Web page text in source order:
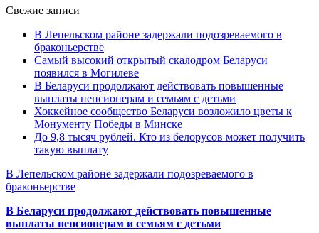
Свежие записи
В Лепельском районе задержали подозреваемого в
браконьерстве
Самый высокий открытый скалодром Беларуси
появился в Могилеве
В Беларуси продолжают действовать повышенные
выплаты пенсионерам и семьям с детьми
Хоккейное сообщество Беларуси возложило цветы к
Монументу Победы в Минске
До 9,8 тысяч рублей. Кто из белорусов может получить
такую выплату
В Лепельском районе задержали подозреваемого в
браконьерстве
В Беларуси продолжают действовать повышенные
выплаты пенсионерам и семьям с детьми